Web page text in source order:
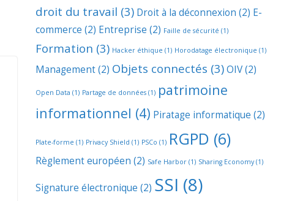
droit du travail (3) Droit à la déconnexion (2) E-
commerce (2) Entreprise (2) Faille de sécurité (1)
Formation (3) Hacker éthique (1) Horodatage électronique (1)
Management(2) Objets connectés (3) OIV(2)
Open Data (1) Partage de données (1) patrimoine
informationnel (4) Piratage informatique (2)
Plate-forme (1) Privacy Shield (1) PSCo (1) RGPD (6)
Règlement européen (2) Safe Harbor (1) Sharing Economy(1)
Signature électronique (2) SSI (8)